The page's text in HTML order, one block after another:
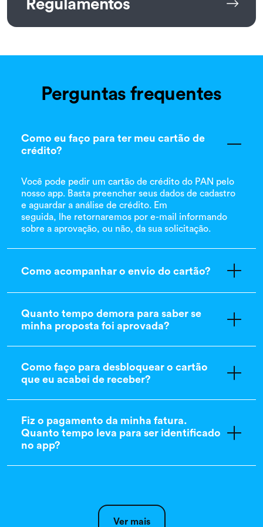
Perguntas frequentes
Como eu faço para ter meu cartão de
crédito?
Você pode pedir um cartão de crédito do PAN pelo
nosso app. Basta preencher seus dados de cadastro
e aguardar a análise de crédito. Em
seguida, lhe retornaremos por e-mail informando
sobre a aprovação, ou não, da sua solicitação.
Como acompanhar o envio do cartão?
Quanto tempo demora para saber se
minha proposta foi aprovada?
Como faço para desbloquear o cartão
que eu acabei de receber?
Fiz o pagamento da minha fatura.
Quanto tempo leva para ser identificado
no app?
Ver mais